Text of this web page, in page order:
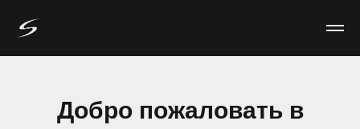
Добро пожаловать в